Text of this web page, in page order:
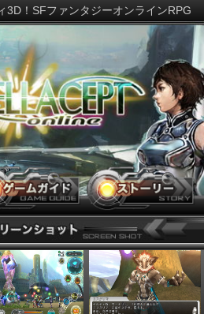
ィ3D！SFファンタジーオンライン